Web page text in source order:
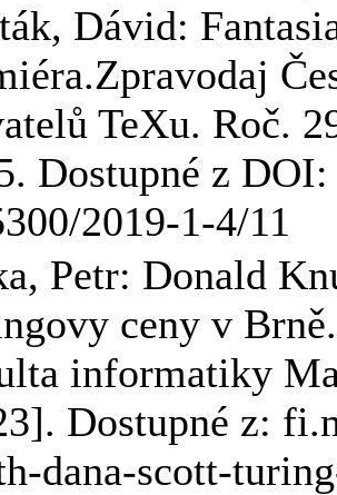
Dávid:
TeXu. Roč.
Dostupné z
2019-1-4/11
Petr: Donald
ceny v
informatiky
Dostupné z:
dana-scott-